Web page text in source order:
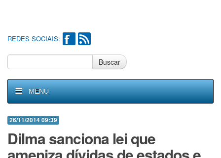
REDES SOCIAIS:
Buscar
MENU
26/11/2014 09:39
Dilma sanciona lei que